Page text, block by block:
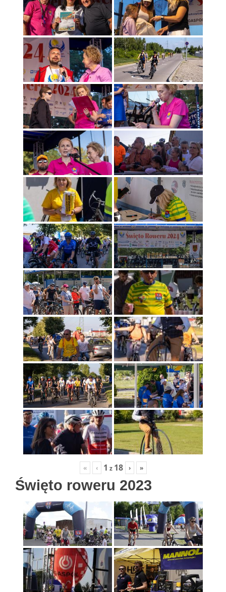
« ‹ 1 z 18 › »
Święto roweru 2023